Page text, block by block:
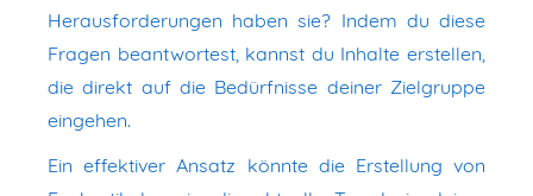
Herausforderungen haben sie? Indem du diese
Fragen beantwortest, kannst du Inhalte erstellen,
die direkt auf die Bedürfnisse deiner Zielgruppe
eingehen.
Ein effektiver Ansatz könnte die Erstellung von